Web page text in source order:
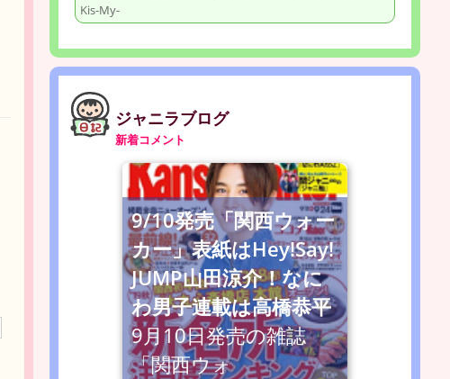
Kis-My-
ジャニラブログ
新着コメント
9/10発売「関西ウォー
カー」表紙はHey!Say!
JUMP山田涼介！なに
わ男子連載は高橋恭平
9月10日発売の雑誌
「関西ウォ